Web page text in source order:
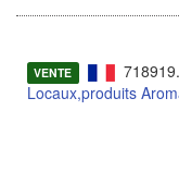
VENTE 718919.
Locaux,produits